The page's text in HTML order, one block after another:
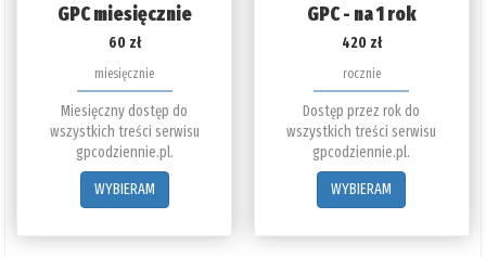
GPC miesięcznie
60 zł
miesięcznie
Miesięczny dostęp do
wszystkich treści serwisu
gpcodziennie.pl.
WYBIERAM
GPC - na 1 rok
420 zł
rocznie
Dostęp przez rok do
wszystkich treści serwisu
gpcodziennie.pl.
WYBIERAM